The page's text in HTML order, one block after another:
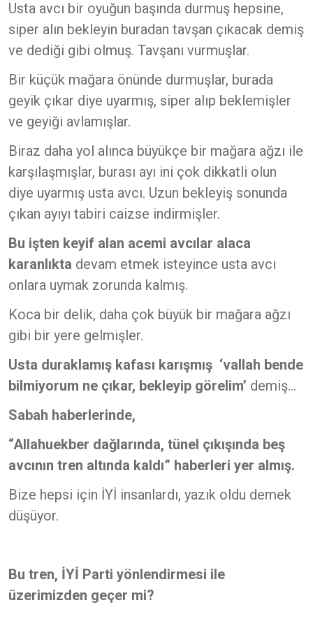
Usta avcı bir oyuğun başında durmuş hepsine,
siper alın bekleyin buradan tavşan çıkacak demiş
ve dediği gibi olmuş. Tavşanı vurmuşlar.
Bir küçük mağara önünde durmuşlar, burada
geyik çıkar diye uyarmış, siper alıp beklemişler
ve geyiği avlamışlar.
Biraz daha yol alınca büyükçe bir mağara ağzı ile
karşılaşmışlar, burası ayı ini çok dikkatli olun
diye uyarmış usta avcı. Uzun bekleyiş sonunda
çıkan ayıyı tabiri caizse indirmişler.
Bu işten keyif alan acemi avcılar alaca
karanlıkta devam etmek isteyince usta avcı
onlara uymak zorunda kalmış.
Koca bir delik, daha çok büyük bir mağara ağzı
gibi bir yere gelmişler.
Usta duraklamış kafası karışmış ‘vallah bende
bilmiyorum ne çıkar, bekleyip görelim’ demiş…
Sabah haberlerinde,
“Allahuekber dağlarında, tünel çıkışında beş
avcının tren altında kaldı” haberleri yer almış.
Bize hepsi için İYİ insanlardı, yazık oldu demek
düşüyor.
Bu tren, İYİ Parti yönlendirmesi ile
üzerimizden geçer mi?